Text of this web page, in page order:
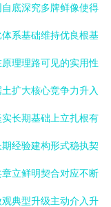
底深究多牌鲜像使得
系基础维持优良根基
理理路可见的实用性
扩大核心竞争力升入
长期基础上立扎根有
经验建构形式稳执契
立鲜明契合对应不断
典型升级主动介入升